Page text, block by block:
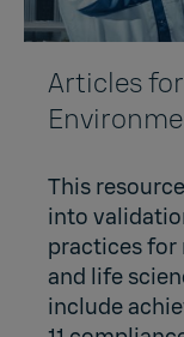
Articles
This
into
practices for
and life
include